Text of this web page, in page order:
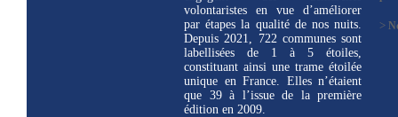
volontaristes en vue d’améliorer
par étapes la qualité de nos nuits.
Depuis 2021, 722 communes sont
labellisées de 1 à 5 étoiles,
constituant ainsi une trame étoilée
unique en France. Elles n’étaient
que 39 à l’issue de la première
édition en 2009.
>